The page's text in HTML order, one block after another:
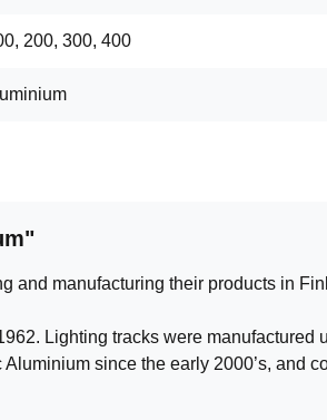
200, 300, 400
and manufacturing their products in
Lighting tracks were
since the early 2000’s, and